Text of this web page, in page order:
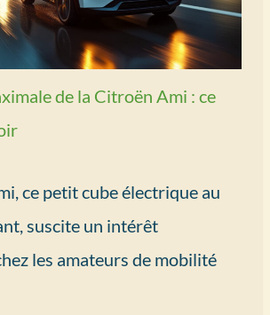
de la Citroën Ami : ce
ce petit cube électrique au
suscite un intérêt
les amateurs de mobilité